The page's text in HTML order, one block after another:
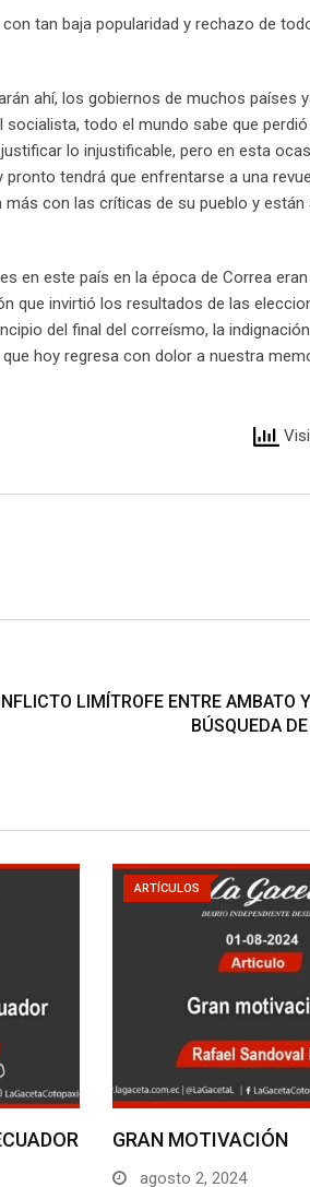
tan baja popularidad y rechazo de
ahí, los gobiernos de muchos países
todo el mundo sabe que
lo injustificable, pero en esta
tendrá que enfrentarse a una
con las críticas de su pueblo y están
en este país en la época de Correa
que invirtió los resultados de las
del final del correísmo, la
hoy regresa con dolor a nuestra
LIMÍTROFE ENTRE AMBATO
BÚSQUEDA
ARTÍCULOS
GRAN MOTIVACIÓN
agosto 2, 2024